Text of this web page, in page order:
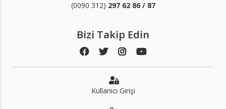
(0090 312) 297 62 86 / 87
Bizi Takip Edin
Kullanıcı Girişi